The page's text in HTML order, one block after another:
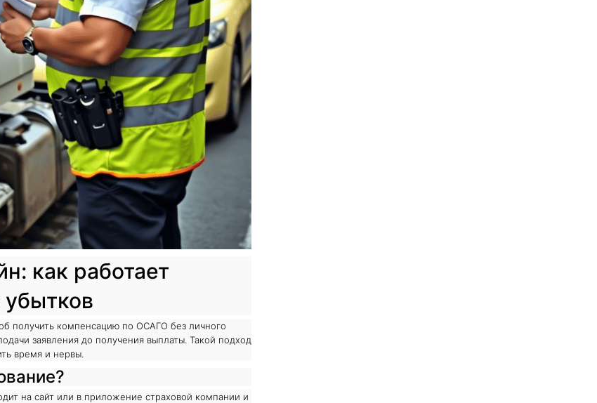
как работает
получить компенсацию по ОСАГО без личного
заявления до получения выплаты. Такой подход
время и нервы.
на сайт или в приложение страховой компании и